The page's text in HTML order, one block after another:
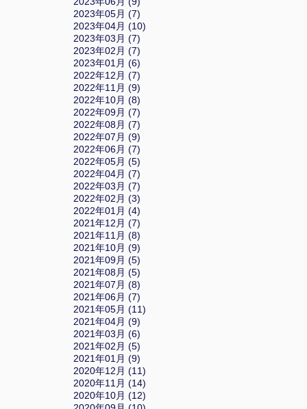
2023年05月 (7)
2023年04月 (10)
2023年03月 (7)
2023年02月 (7)
2023年01月 (6)
2022年12月 (7)
2022年11月 (9)
2022年10月 (8)
2022年09月 (7)
2022年08月 (7)
2022年07月 (9)
2022年06月 (7)
2022年05月 (5)
2022年04月 (7)
2022年03月 (7)
2022年02月 (3)
2022年01月 (4)
2021年12月 (7)
2021年11月 (8)
2021年10月 (9)
2021年09月 (5)
2021年08月 (5)
2021年07月 (8)
2021年06月 (7)
2021年05月 (11)
2021年04月 (9)
2021年03月 (6)
2021年02月 (5)
2021年01月 (9)
2020年12月 (11)
2020年11月 (14)
2020年10月 (12)